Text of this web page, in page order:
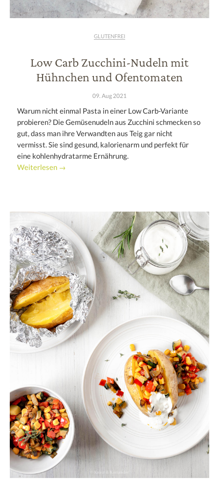
GLUTENFREI
Low Carb Zucchini-Nudeln mit
Hühnchen und Ofentomaten
09. Aug 2021
Warum nicht einmal Pasta in einer Low Carb-Variante
probieren? Die Gemüsenudeln aus Zucchini schmecken so
gut, dass man ihre Verwandten aus Teig gar nicht
vermisst. Sie sind gesund, kalorienarm und perfekt für
eine kohlenhydratarme Ernährung.
Weiterlesen →